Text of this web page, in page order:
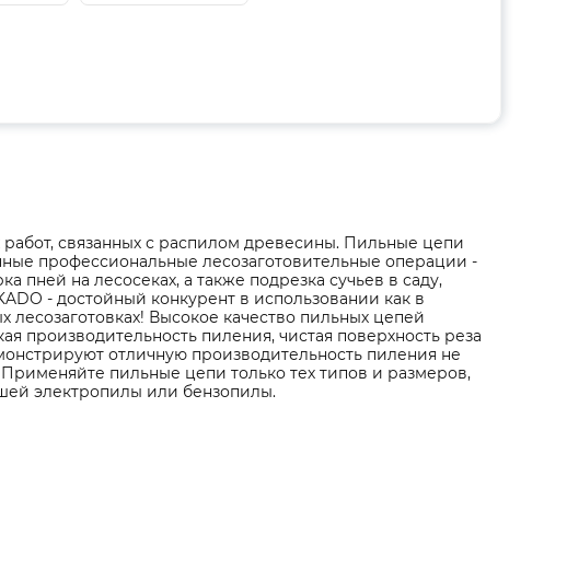
связанных с распилом древесины. Пильные цепи
профессиональные лесозаготовительные операции -
пней на лесосеках, а также подрезка сучьев в саду,
- достойный конкурент в использовании как в
лесозаготовках! Высокое качество пильных цепей
производительность пиления, чистая поверхность реза
отличную производительность пиления не
пильные цепи только тех типов и размеров,
электропилы или бензопилы.